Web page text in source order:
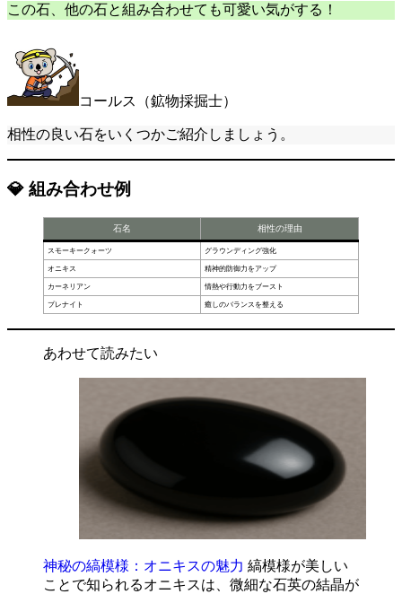
この石、他の石と組み合わせても可愛い気がする！
コールス（鉱物採掘士）
相性の良い石をいくつかご紹介しましょう。
💎 組み合わせ例
石名 相性の理由
スモーキークォーツ グラウンディング強化
オニキス 精神的防御力をアップ
カーネリアン 情熱や行動力をブースト
プレナイト 癒しのバランスを整える
あわせて読みたい
神秘の縞模様：オニキスの魅力 縞模様が美しい
ことで知られるオニキスは、微細な石英の結晶が